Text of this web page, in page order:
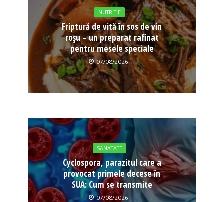
NUTRITIE
Friptură de vită în sos de vin
roșu – un preparat rafinat
pentru mesele speciale
07/08/2026
SANATATE
Cyclospora, parazitul care a
provocat primele decese în
SUA: Cum se transmite
07/08/2026